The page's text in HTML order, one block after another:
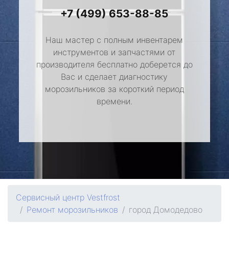
+7 (499) 653-88-85
Наш мастер с полным инвентарем
инструментов и запчастями от
производителя бесплатно доберется до
Вас и сделает диагностику
морозильников за короткий период
времени.
Сервисный центр Vestfrost
Ремонт морозильников
город Домодедово